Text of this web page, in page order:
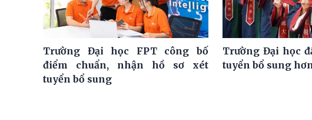
Trường Đại học FPT công bố
điểm chuẩn, nhận hồ sơ xét
tuyển bổ sung
Trường Đại học
tuyển bổ sung